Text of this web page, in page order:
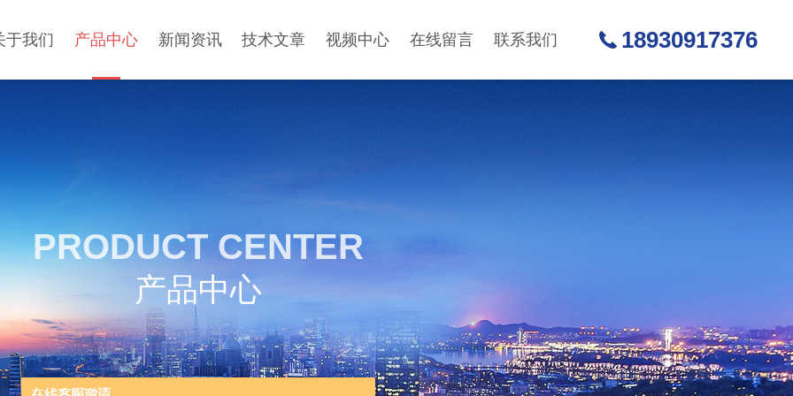
于我们 产品中心 新闻资讯 技术文章 视频中心 在线留言 联系我们 18930917376
PRODUCT CENTER
产品中心